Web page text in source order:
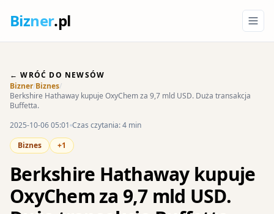
Bizner.pl
← WRÓĆ DO NEWSÓW
Bizner/Biznes/
Berkshire Hathaway kupuje OxyChem za 9,7 mld USD. Duża transakcja
Buffetta.
2025-10-06 05:01 Czas czytania: 4 min
Biznes
+1
Berkshire Hathaway kupuje
OxyChem za 9,7 mld USD.